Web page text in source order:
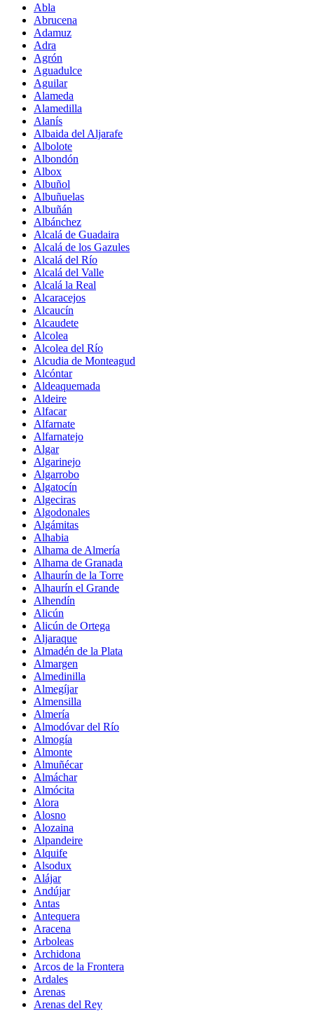
Abla
Abrucena
Adamuz
Adra
Agrón
Aguadulce
Aguilar
Alameda
Alamedilla
Alanís
Albaida del Aljarafe
Albolote
Albondón
Albox
Albuñol
Albuñuelas
Albuñán
Albánchez
Alcalá de Guadaira
Alcalá de los Gazules
Alcalá del Río
Alcalá del Valle
Alcalá la Real
Alcaracejos
Alcaucín
Alcaudete
Alcolea
Alcolea del Río
Alcudia de Monteagud
Alcóntar
Aldeaquemada
Aldeire
Alfacar
Alfarnate
Alfarnatejo
Algar
Algarinejo
Algarrobo
Algatocín
Algeciras
Algodonales
Algámitas
Alhabia
Alhama de Almería
Alhama de Granada
Alhaurín de la Torre
Alhaurín el Grande
Alhendín
Alicún
Alicún de Ortega
Aljaraque
Almadén de la Plata
Almargen
Almedinilla
Almegíjar
Almensilla
Almería
Almodóvar del Río
Almogía
Almonte
Almuñécar
Almáchar
Almócita
Alora
Alosno
Alozaina
Alpandeire
Alquife
Alsodux
Alájar
Andújar
Antas
Antequera
Aracena
Arboleas
Archidona
Arcos de la Frontera
Ardales
Arenas
Arenas del Rey